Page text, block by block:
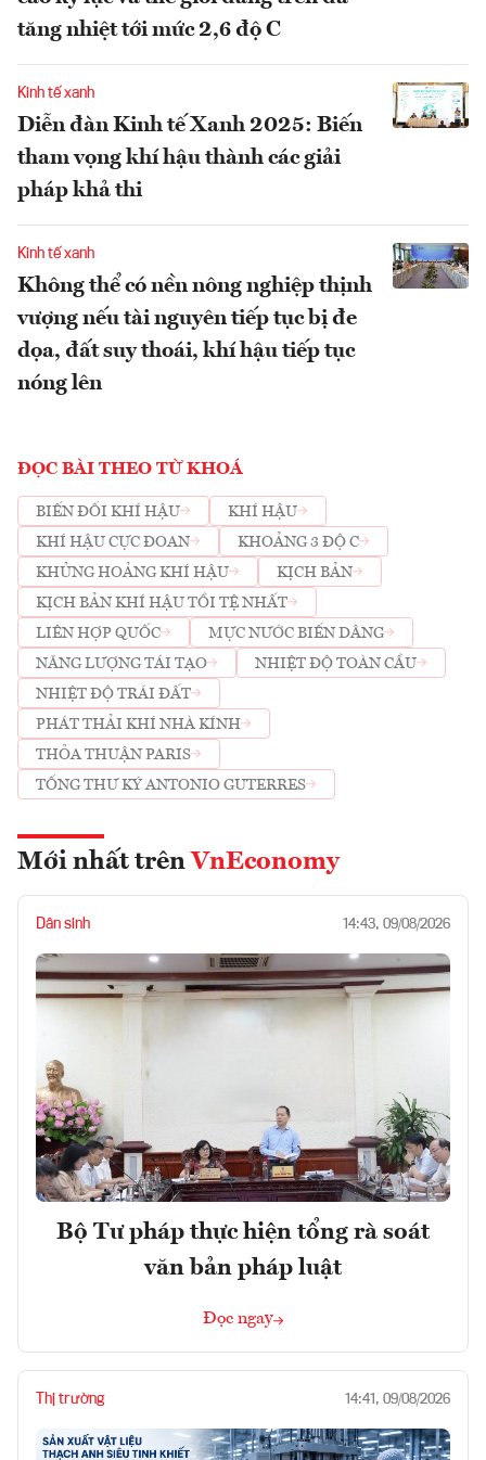
tăng nhiệt tới mức 2,6 độ C
Kinh tế xanh
Diễn đàn Kinh tế Xanh 2025: Biến
tham vọng khí hậu thành các giải
pháp khả thi
Kinh tế xanh
Không thể có nền nông nghiệp thịnh
vượng nếu tài nguyên tiếp tục bị đe
dọa, đất suy thoái, khí hậu tiếp tục
nóng lên
ĐỌC BÀI THEO TỪ KHOÁ
BIẾN ĐỔI KHÍ HẬU
KHÍ HẬU
KHÍ HẬU CỰC ĐOAN
KHOẢNG 3 ĐỘ C
KHỦNG HOẢNG KHÍ HẬU
KỊCH BẢN
KỊCH BẢN KHÍ HẬU TỒI TỆ NHẤT
LIÊN HỢP QUỐC
MỰC NƯỚC BIỂN DÂNG
NĂNG LƯỢNG TÁI TẠO
NHIỆT ĐỘ TOÀN CẦU
NHIỆT ĐỘ TRÁI ĐẤT
PHÁT THẢI KHÍ NHÀ KÍNH
THỎA THUẬN PARIS
TỔNG THƯ KÝ ANTONIO GUTERRES
Mới nhất trên VnEconomy
Dân sinh 14:43, 09/08/2026
Bộ Tư pháp thực hiện tổng rà soát
văn bản pháp luật
Đọc ngay
Thị trường 14:41, 09/08/2026